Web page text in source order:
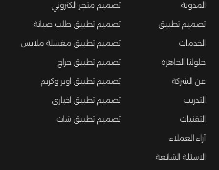
المدونة
تصميم تطبيق
الخدمات
حلولنا الجاهزة
عن الشركة
التدريب
التقنيات
آراء العملاء
الاسئلة الشائعة
تصميم متجر الكتروني
تصميم تطبيق طلب صيانة
تصميم تطبيق مغسلة ملابس
تصميم تطبيق حراج
تصميم تطبيق اوبر وكريم
تصميم تطبيق اخباري
تصميم تطبيق شات